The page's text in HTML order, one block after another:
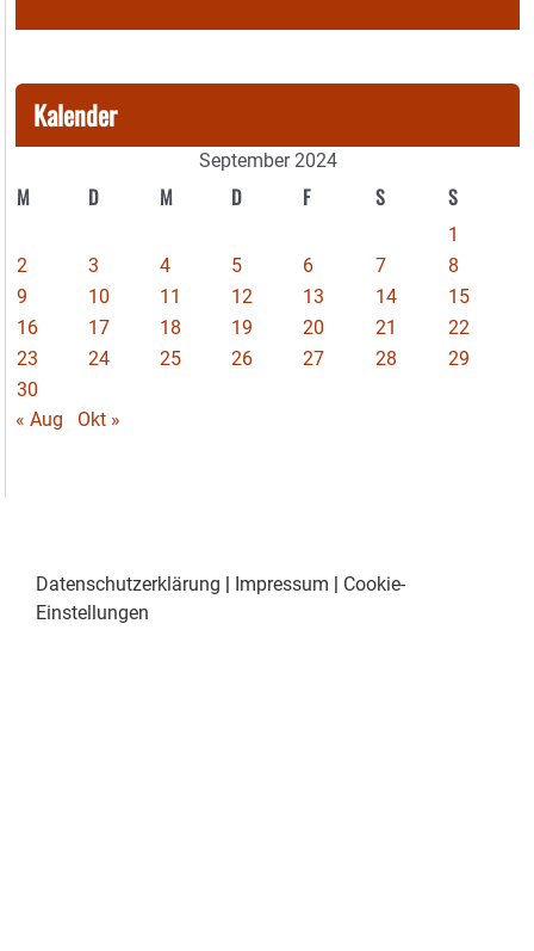
Kalender
September 2024
M D M D F S S
1
2
3 4 5 6 7
8
9
10 11 12 13 14
15
16
17 18 19 20 21
22
23
24 25 26 27 28
29
30
« Aug
Okt »
Datenschutzerklärung | Impressum | Cookie-
Einstellungen